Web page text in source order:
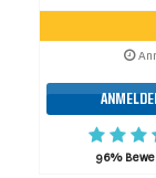
96%